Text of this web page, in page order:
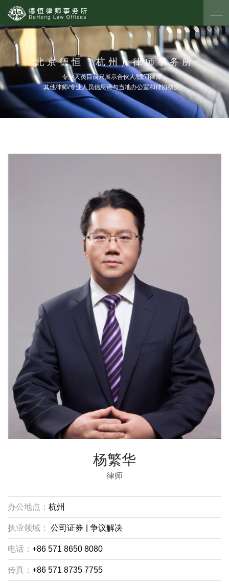
北京德恒（杭州）律师事务所
专业人员目前只展示合伙人/顾问律师，
其他律师/专业人员信息请与当地办公室和律协核实。
杨繁华
律师
办公地点： 杭州
执业领域： 公司证券 争议解决
电话： +86 571 8650 8080
传真： +86 571 8735 7755